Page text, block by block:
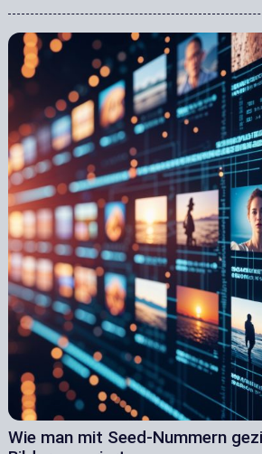
Wie man mit Seed-Nummern